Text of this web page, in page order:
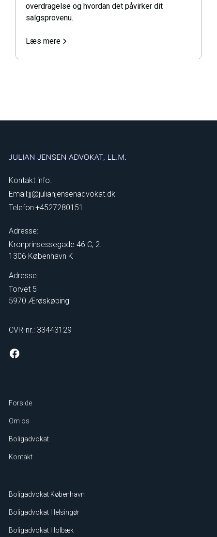
overdragelse og hvordan det påvirker dit
salgsprovenu.
Læs mere
Kontakt info:
Email:jj@julianjensenadvokat.dk
Telefon:+4527280151
Adresse:
Kronprinsessegade 46 C, 2.
1306 København K
Adresse:
Torvet 5
5970 Ærøskøbing
CVR-nr.: 33443129
Forside
Om os
Boligadvokat
Kontakt
Boligadvokat København
Boligadvokat Helsingør
Boligadvokat Holbæk